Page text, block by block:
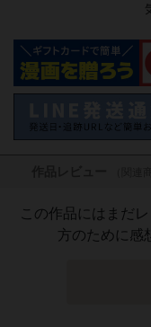
この作品にはまだ
方のために感